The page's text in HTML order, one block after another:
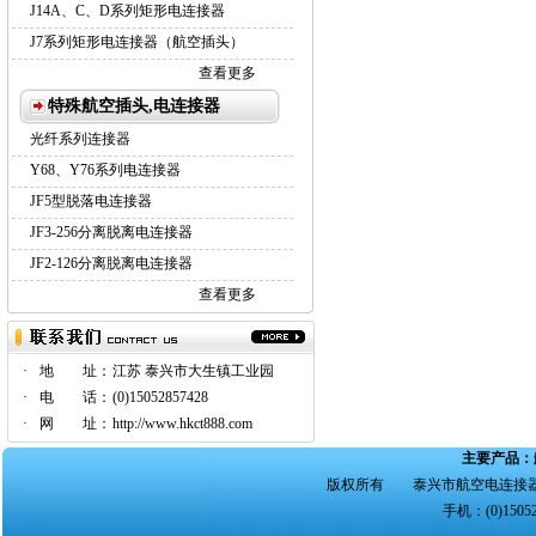
J14A、C、D系列矩形电连接器
J7系列矩形电连接器（航空插头）
查看更多
特殊航空插头,电连接器
光纤系列连接器
Y68、Y76系列电连接器
JF5型脱落电连接器
JF3-256分离脱离电连接器
JF2-126分离脱离电连接器
查看更多
· 地 址： 江苏 泰兴市大生镇工业园
·
电 话： (0)15052857428
·
网 址： http://www.hkct888.com
主要产品：
版权所有 泰兴市航空电连接
手机：